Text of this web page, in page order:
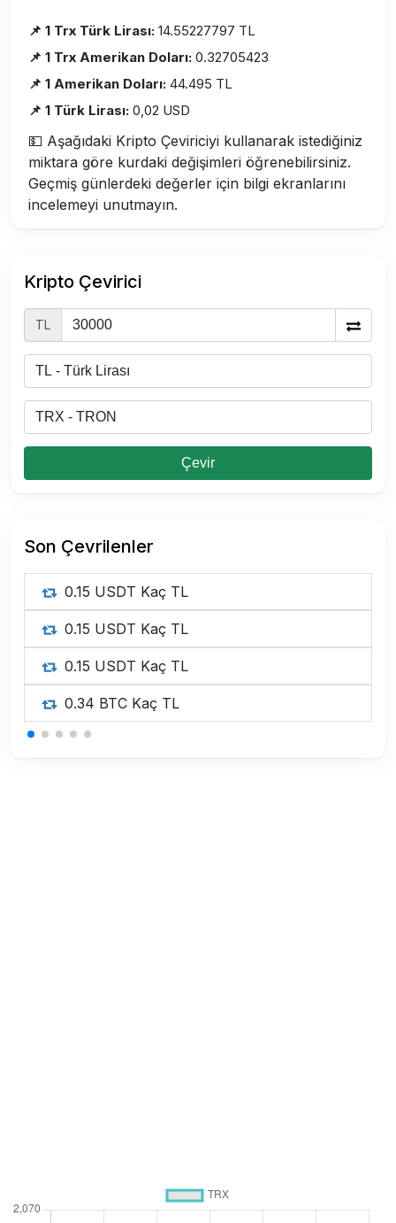
📌 1 Trx Türk Lirası: 14.55227797 TL
📌 1 Trx Amerikan Doları: 0.32705423
📌 1 Amerikan Doları: 44.495 TL
📌 1 Türk Lirası: 0,02 USD
💵 Aşağıdaki Kripto Çeviriciyi kullanarak istediğiniz
miktara göre kurdaki değişimleri öğrenebilirsiniz.
Geçmiş günlerdeki değerler için bilgi ekranlarını
incelemeyi unutmayın.
Kripto Çevirici
TL
Çevir
Son Çevrilenler
0.15 USDT Kaç TL
0.15 USDT Kaç TL
0.15 USDT Kaç TL
0.34 BTC Kaç TL